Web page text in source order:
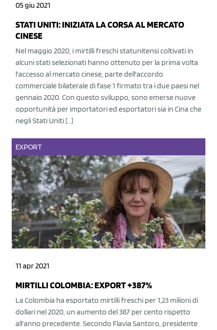
05 giu 2021
STATI UNITI: INIZIATA LA CORSA AL MERCATO
CINESE
Nel maggio 2020, i mirtilli freschi statunitensi coltivati in
alcuni stati selezionati hanno ottenuto per la prima volta
l'accesso al mercato cinese, parte dell'accordo
commerciale bilaterale di fase 1 firmato tra i due paesi nel
gennaio 2020. Con questo sviluppo, sono emerse nuove
opportunità per importatori ed esportatori sia in Cina che
negli Stati Uniti […]
EXPORT
11 apr 2021
MIRTILLI COLOMBIA: EXPORT +387%
La Colombia ha esportato mirtilli freschi per 1,23 milioni di
dollari nel 2020, un aumento del 387 per cento rispetto
all'anno precedente. Secondo Flavia Santoro, presidente